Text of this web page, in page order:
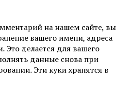
на нашем сайте, вы
вашего имени, адреса
Это делается для вашего
данные снова при
Эти куки хранятся в